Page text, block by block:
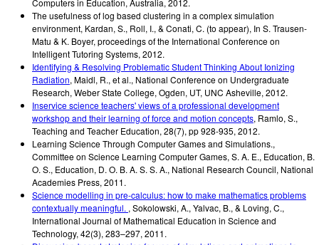
Computers in Education, Australia, 2012.
The usefulness of log based clustering in a complex simulation
environment, Kardan, S., Roll, I., & Conati, C. (to appear), In S. Trausen-
Matu & K. Boyer, proceedings of the International Conference on
Intelligent Tutoring Systems, 2012.
Identifying & Resolving Problematic Student Thinking About Ionizing
Radiation, Maidl, R., et al., National Conference on Undergraduate
Research, Weber State College, Ogden, UT, UNC Asheville, 2012.
Inservice science teachers' views of a professional development
workshop and their learning of force and motion concepts, Ramlo, S.,
Teaching and Teacher Education, 28(7), pp 928-935, 2012.
Learning Science Through Computer Games and Simulations.,
Committee on Science Learning Computer Games, S. A. E., Education, B.
O. S., Education, D. O. B. A. S. S. A., National Research Council, National
Academies Press, 2011.
Science modelling in pre-calculus: how to make mathematics problems
contextually meaningful. , Sokolowski, A., Yalvac, B., & Loving, C.,
International Journal of Mathematical Education in Science and
Technology, 42(3), 283–297, 2011.